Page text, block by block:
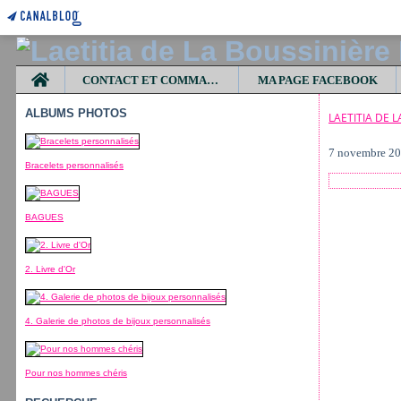
Home
CONTACT ET COMMANDES MA PAGE FACEBOOK
ALBUMS PHOTOS
Bracelets personnalisés
BAGUES
2. Livre d'Or
4. Galerie de photos de bijoux personnalisés
Pour nos hommes chéris
LAETITIA DE
7 novembre